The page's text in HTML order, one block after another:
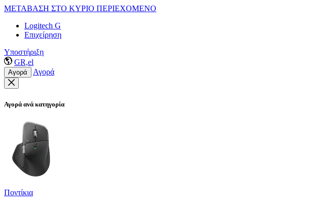
ΜΕΤΑΒΑΣΗ ΣΤΟ ΚΥΡΙΟ ΠΕΡΙΕΧΟΜΕΝΟ
Logitech G
Επιχείρηση
Υποστήριξη
GR,el
Αγορά Αγορά
Αγορά ανά κατηγορία
Ποντίκια